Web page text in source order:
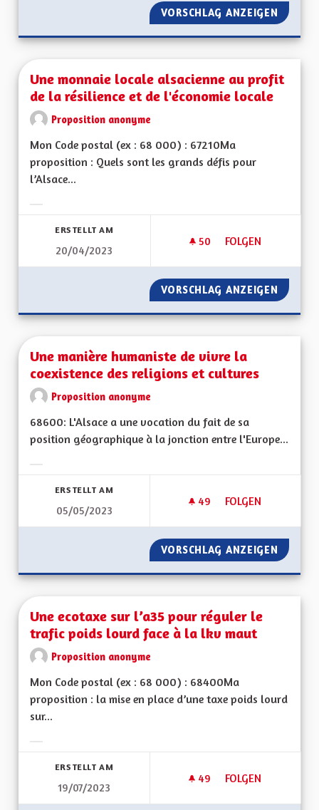
VORSCHLAG ANZEIGEN UNE
Une monnaie locale alsacienne au profit
de la résilience et de l'économie locale
Proposition anonyme
Mon Code postal (ex : 68 000) : 67210Ma
proposition : Quels sont les grands défis pour
l’Alsace...
ERSTELLT AM
20/04/2023
50 50 FOLLOWER
FOLGEN
UNE MONNAIE
VORSCHLAG ANZEIGEN UNE
Une manière humaniste de vivre la
coexistence des religions et cultures
Proposition anonyme
68600: L'Alsace a une vocation du fait de sa
position géographique à la jonction entre l'Europe...
ERSTELLT AM
05/05/2023
49 49 FOLLOWER
FOLGEN
UNE MANIÈRE
VORSCHLAG ANZEIGEN UNE
Une ecotaxe sur l’a35 pour réguler le
trafic poids lourd face à la lkv maut
Proposition anonyme
Mon Code postal (ex : 68 000) : 68400Ma
proposition : la mise en place d’une taxe poids lourd
sur...
ERSTELLT AM
19/07/2023
49 49 FOLLOWER
FOLGEN
UNE ECOTAXE